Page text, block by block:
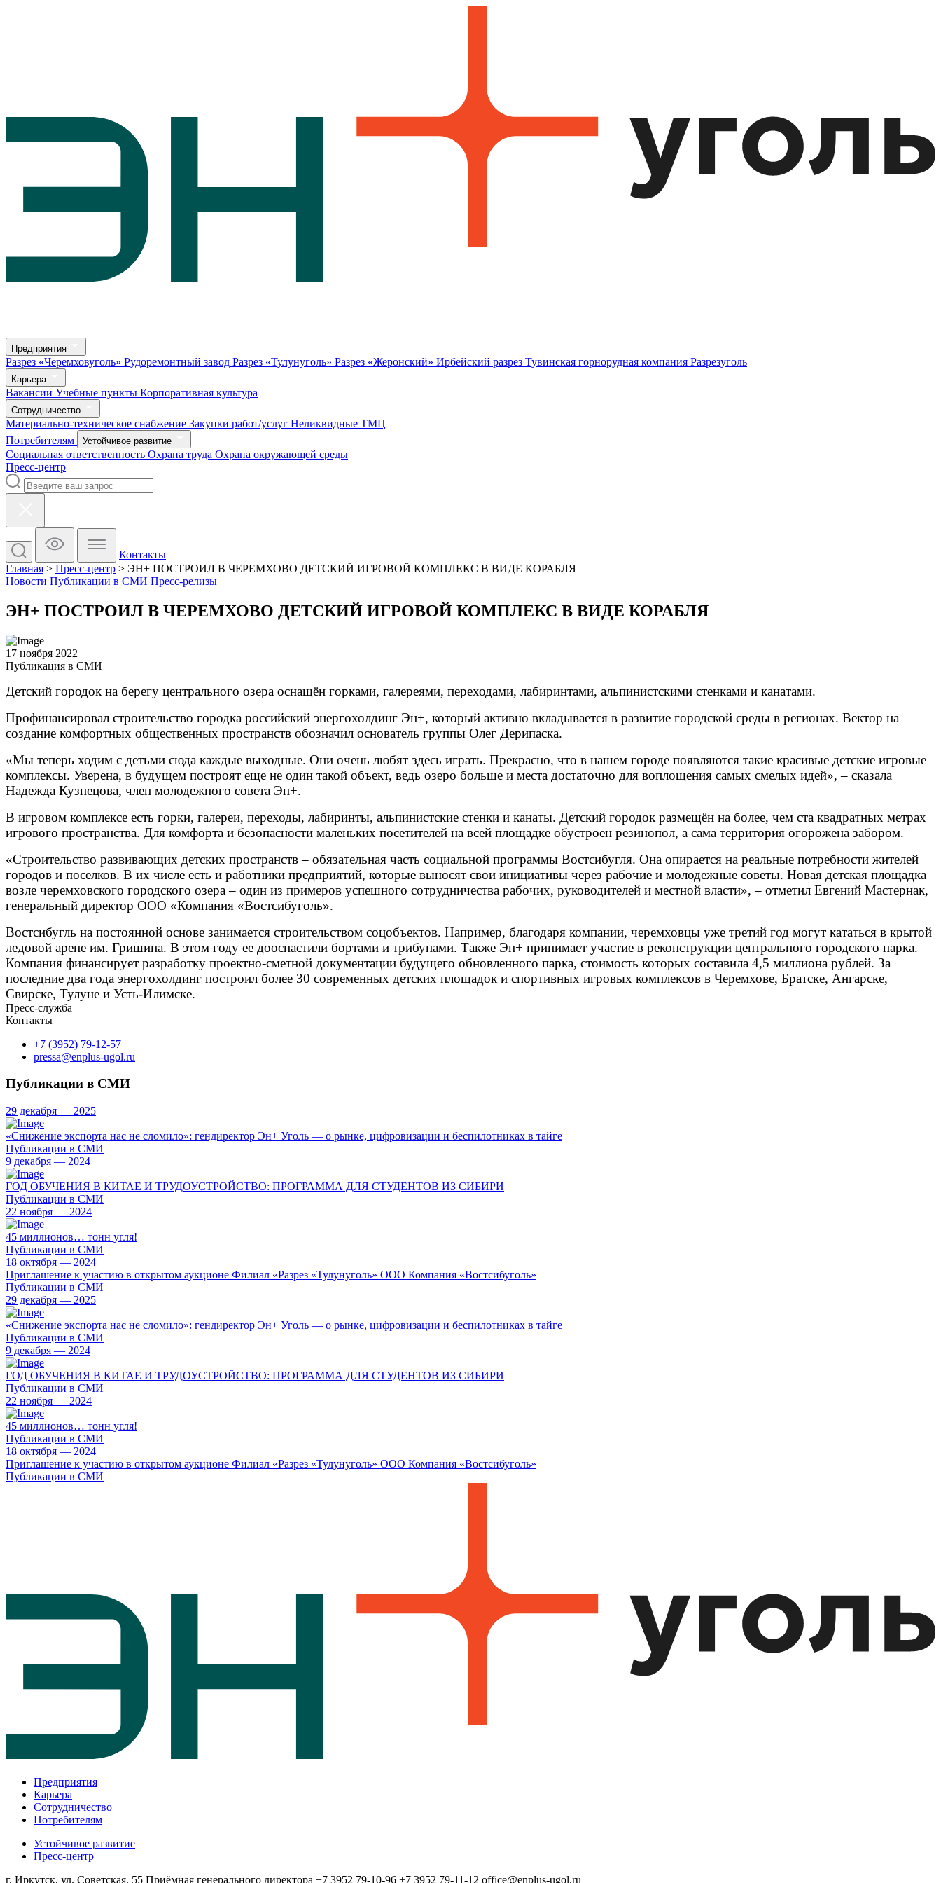
Предприятия
Разрез «Черемховуголь» Рудоремонтный завод Разрез «Тулунуголь» Разрез «Жеронский» Ирбейский разрез Тувинская горнорудная компания Разрезуголь
Карьера
Вакансии Учебные пункты Корпоративная культура
Сотрудничество
Материально-техническое снабжение Закупки работ/услуг Неликвидные ТМЦ
Потребителям
Устойчивое развитие
Социальная ответственность Охрана труда Охрана окружающей среды
Пресс-центр
Контакты
Главная > Пресс-центр > ЭН+ ПОСТРОИЛ В ЧЕРЕМХОВО ДЕТСКИЙ ИГРОВОЙ КОМПЛЕКС В ВИДЕ КОРАБЛЯ
Новости Публикации в СМИ Пресс-релизы
ЭН+ ПОСТРОИЛ В ЧЕРЕМХОВО ДЕТСКИЙ ИГРОВОЙ КОМПЛЕКС В ВИДЕ КОРАБЛЯ
17 ноября 2022
Публикация в СМИ
Детский городок на берегу центрального озера оснащён горками, галереями, переходами, лабиринтами, альпинистскими стенками и канатами.
Профинансировал строительство городка российский энергохолдинг Эн+, который активно вкладывается в развитие городской среды в регионах. Вектор на
создание комфортных общественных пространств обозначил основатель группы Олег Дерипаска.
«Мы теперь ходим с детьми сюда каждые выходные. Они очень любят здесь играть. Прекрасно, что в нашем городе появляются такие красивые детские игровые
комплексы. Уверена, в будущем построят еще не один такой объект, ведь озеро больше и места достаточно для воплощения самых смелых идей», – сказала
Надежда Кузнецова, член молодежного совета Эн+.
В игровом комплексе есть горки, галереи, переходы, лабиринты, альпинистские стенки и канаты. Детский городок размещён на более, чем ста квадратных метрах
игрового пространства. Для комфорта и безопасности маленьких посетителей на всей площадке обустроен резинопол, а сама территория огорожена забором.
«Строительство развивающих детских пространств – обязательная часть социальной программы Востсибугля. Она опирается на реальные потребности жителей
городов и поселков. В их числе есть и работники предприятий, которые выносят свои инициативы через рабочие и молодежные советы. Новая детская площадка
возле черемховского городского озера – один из примеров успешного сотрудничества рабочих, руководителей и местной власти», – отметил Евгений Мастернак,
генеральный директор ООО «Компания «Востсибуголь».
Востсибугль на постоянной основе занимается строительством соцобъектов. Например, благодаря компании, черемховцы уже третий год могут кататься в крытой
ледовой арене им. Гришина. В этом году ее дооснастили бортами и трибунами. Также Эн+ принимает участие в реконструкции центрального городского парка.
Компания финансирует разработку проектно-сметной документации будущего обновленного парка, стоимость которых составила 4,5 миллиона рублей. За
последние два года энергохолдинг построил более 30 современных детских площадок и спортивных игровых комплексов в Черемхове, Братске, Ангарске,
Свирске, Тулуне и Усть-Илимске.
Пресс-служба
Контакты
+7 (3952) 79-12-57
pressa@enplus-ugol.ru
Публикации в СМИ
29 декабря — 2025
«Снижение экспорта нас не сломило»: гендиректор Эн+ Уголь — о рынке, цифровизации и беспилотниках в тайге
Публикации в СМИ
9 декабря — 2024
ГОД ОБУЧЕНИЯ В КИТАЕ И ТРУДОУСТРОЙСТВО: ПРОГРАММА ДЛЯ СТУДЕНТОВ ИЗ СИБИРИ
Публикации в СМИ
22 ноября — 2024
45 миллионов… тонн угля!
Публикации в СМИ
18 октября — 2024
Приглашение к участию в открытом аукционе Филиал «Разрез «Тулунуголь» ООО Компания «Востсибуголь»
Публикации в СМИ
29 декабря — 2025
«Снижение экспорта нас не сломило»: гендиректор Эн+ Уголь — о рынке, цифровизации и беспилотниках в тайге
Публикации в СМИ
9 декабря — 2024
ГОД ОБУЧЕНИЯ В КИТАЕ И ТРУДОУСТРОЙСТВО: ПРОГРАММА ДЛЯ СТУДЕНТОВ ИЗ СИБИРИ
Публикации в СМИ
22 ноября — 2024
45 миллионов… тонн угля!
Публикации в СМИ
18 октября — 2024
Приглашение к участию в открытом аукционе Филиал «Разрез «Тулунуголь» ООО Компания «Востсибуголь»
Публикации в СМИ
Предприятия
Карьера
Сотрудничество
Потребителям
Устойчивое развитие
Пресс-центр
г. Иркутск, ул. Советская, 55 Приёмная генерального директора +7 3952 79-10-96 +7 3952 79-11-12 office@enplus-ugol.ru